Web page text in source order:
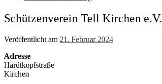
Schützenverein Tell Kirchen e.V.
Veröffentlicht am 21. Februar 2024
Adresse
Hardtkopfstraße
Kirchen